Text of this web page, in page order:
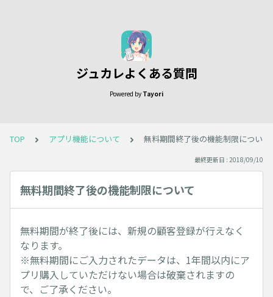
ジュカレよくある質問
Powered by Tayori
TOP アプリ機能について 無料期間終了後の機能制限について
最終更新日 : 2018/09/10
無料期間終了後の機能制限について
無料期間が終了後には、新規の顧客登録が行えなく
なります。
※無料期間にご入力されたデータは、1年間以内にア
プリ購入していただけない場合は破棄されますの
で、ご了承ください。